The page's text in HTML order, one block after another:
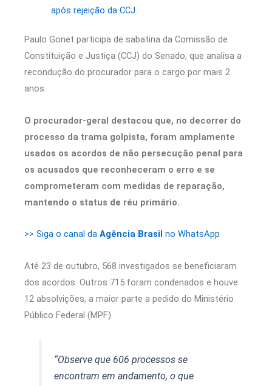
após rejeição da CCJ.
Paulo Gonet participa de sabatina da Comissão de
Constituição e Justiça (CCJ) do Senado, que analisa a
recondução do procurador para o cargo por mais 2
anos.
O procurador-geral destacou que, no decorrer do
processo da trama golpista, foram amplamente
usados os acordos de não persecução penal para
os acusados que reconheceram o erro e se
comprometeram com medidas de reparação,
mantendo o status de réu primário.
>> Siga o canal da Agência Brasil no WhatsApp
Até 23 de outubro, 568 investigados se beneficiaram
dos acordos. Outros 715 foram condenados e houve
12 absolvições, a maior parte a pedido do Ministério
Público Federal (MPF).
“Observe que 606 processos se
encontram em andamento, o que